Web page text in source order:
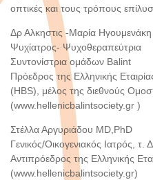
οπτικές και τους τρόπους
Δρ Αλκηστις -Μαρία Ηγουμενάκη
Ψυχίατρος- Ψυχοθεραπεύτρια
Συντονίστρια ομάδων Balint
Πρόεδρος της Ελληνικής
(HBS), μέλος της διεθνούς
(www.hellenicbalintsociety.gr )
Στέλλα Αργυριάδου MD,PhD
Γενικός/Οικογενιακός Ιατρός, τ.
Αντιπρόεδρος της Ελληνικής
(www.hellenicbalintsociety.gr)